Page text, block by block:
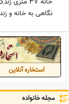
نگاهی به خانه و
استخاره آنلاین
مجله خانواده